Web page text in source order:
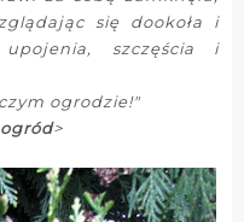
się dookoła i
szczęścia i
ogrodzie!"
>